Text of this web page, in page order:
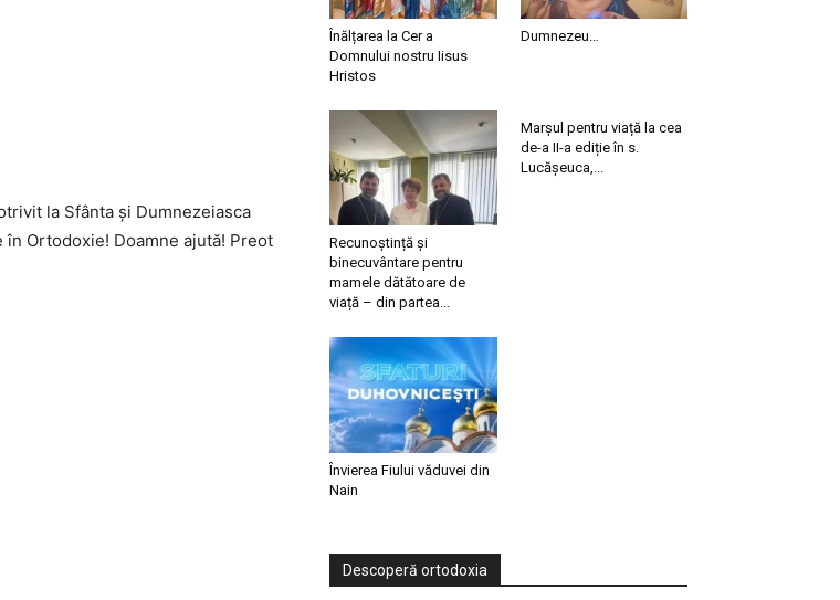
la Sfânta şi Dumnezeiasca
Ortodoxie! Doamne ajută! Preot
Înălțarea la Cer a
Domnului nostru Iisus
Hristos
Dumnezeu…
Recunoștință și
binecuvântare pentru
mamele dătătoare de
viață – din partea...
Marșul pentru viață la cea
de-a II-a ediție în s.
Lucășeuca,...
Învierea Fiului văduvei din
Nain
Descoperă ortodoxia